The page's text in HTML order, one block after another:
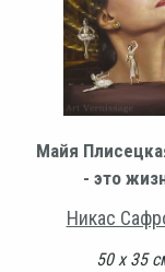
Майя
- это
Никас
50 х 35